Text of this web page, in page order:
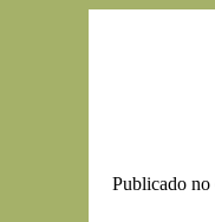
Publicado no